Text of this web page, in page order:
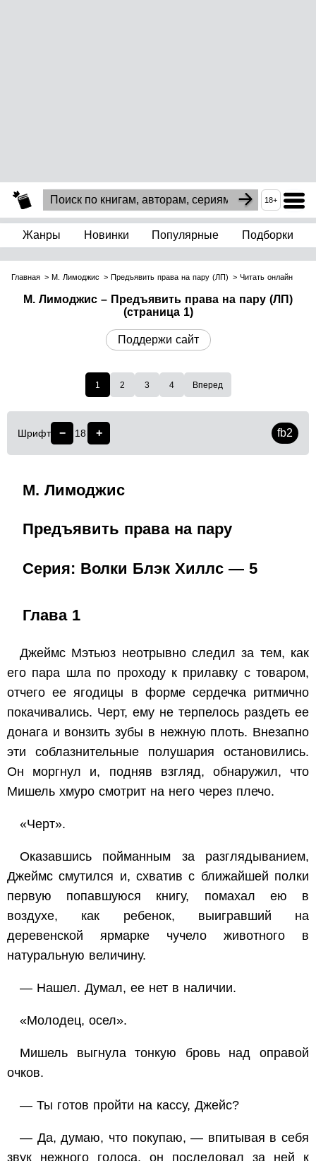
18+
Жанры Новинки Популярные Подборки
Главная М. Лимоджис Предъявить права на пару (ЛП) Читать онлайн
М. Лимоджис – Предъявить права на пару (ЛП)
(страница 1)
Поддержи сайт
1 2 3 4 Вперед
Шрифт − 18 + fb2
М. Лимоджис
Предъявить права на пару
Серия: Волки Блэк Хиллс — 5
Глава 1
Джеймс Мэтьюз неотрывно следил за тем, как
его пара шла по проходу к прилавку с товаром,
отчего ее ягодицы в форме сердечка ритмично
покачивались. Черт, ему не терпелось раздеть ее
донага и вонзить зубы в нежную плоть. Внезапно
эти соблазнительные полушария остановились.
Он моргнул и, подняв взгляд, обнаружил, что
Мишель хмуро смотрит на него через плечо.
«Черт».
Оказавшись пойманным за разглядыванием,
Джеймс смутился и, схватив с ближайшей полки
первую попавшуюся книгу, помахал ею в
воздухе, как ребенок, выигравший на
деревенской ярмарке чучело животного в
натуральную величину.
— Нашел. Думал, ее нет в наличии.
«Молодец, осел».
Мишель выгнула тонкую бровь над оправой
очков.
— Ты готов пройти на кассу, Джейс?
— Да, думаю, что покупаю, — впитывая в себя
звук нежного голоса, он последовал за ней к